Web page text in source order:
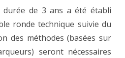
durée de 3 ans a été établi
ronde technique suivie du
des méthodes (basées sur
seront nécessaires